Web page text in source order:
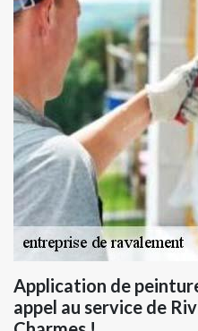
Application de
appel au service de